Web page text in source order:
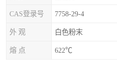
CAS登录号 7758-29-4
外 观 白色粉末
熔 点 622℃